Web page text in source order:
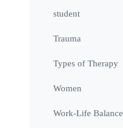
student
Trauma
Types of Therapy
Women
Work-Life Balance